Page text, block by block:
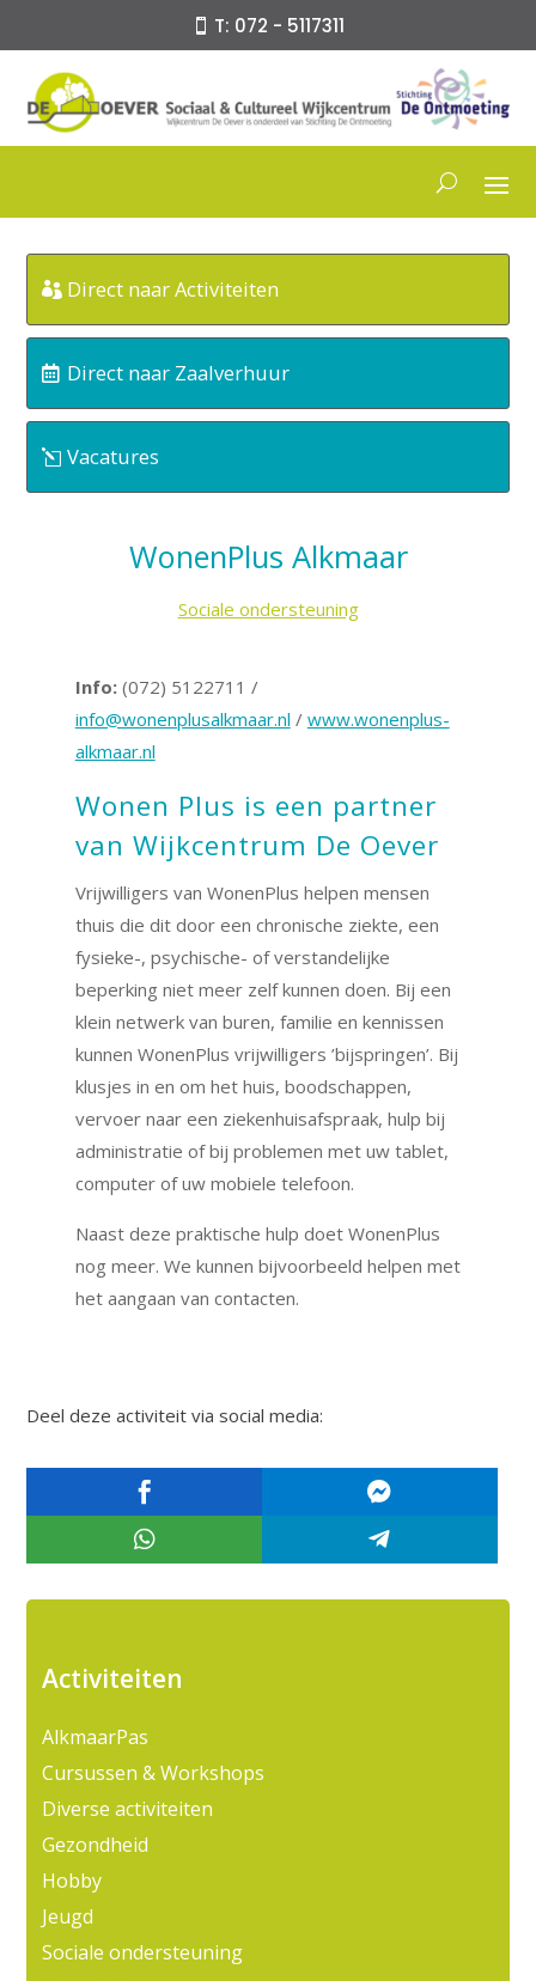
T: 072 - 5117311
Direct naar Activiteiten
Direct naar Zaalverhuur
Vacatures
WonenPlus Alkmaar
Sociale ondersteuning
Info:(072) 5122711 /
info@wonenplusalkmaar.nl / www.wonenplus-
alkmaar.nl
Wonen Plus is een partner
van Wijkcentrum De Oever
Vrijwilligers van WonenPlus helpen mensen
thuis die dit door een chronische ziekte, een
fysieke-, psychische- of verstandelijke
beperking niet meer zelf kunnen doen. Bij een
klein netwerk van buren, familie en kennissen
kunnen WonenPlus vrijwilligers ’bijspringen’. Bij
klusjes in en om het huis, boodschappen,
vervoer naar een ziekenhuisafspraak, hulp bij
administratie of bij problemen met uw tablet,
computer of uw mobiele telefoon.
Naast deze praktische hulp doet WonenPlus
nog meer. We kunnen bijvoorbeeld helpen met
het aangaan van contacten.
Deel deze activiteit via social media:




Activiteiten
AlkmaarPas
Cursussen & Workshops
Diverse activiteiten
Gezondheid
Hobby
Jeugd
Sociale ondersteuning